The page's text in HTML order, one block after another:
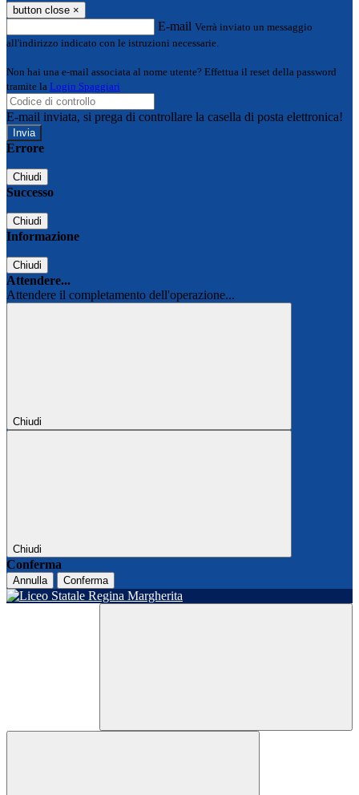
button close ×
E-mail Verrà inviato un messaggio
all'indirizzo indicato con le istruzioni necessarie.
Non hai una e-mail associata al nome utente? Effettua il reset della password
tramite la Login Spaggiari
E-mail inviata, si prega di controllare la casella di posta elettronica!
Errore
Chiudi
Successo
Chiudi
Informazione
Chiudi
Attendere...
Attendere il completamento dell'operazione...
Chiudi
Chiudi
Conferma
Annulla Conferma